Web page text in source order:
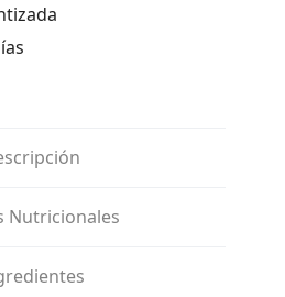
Nutricionales